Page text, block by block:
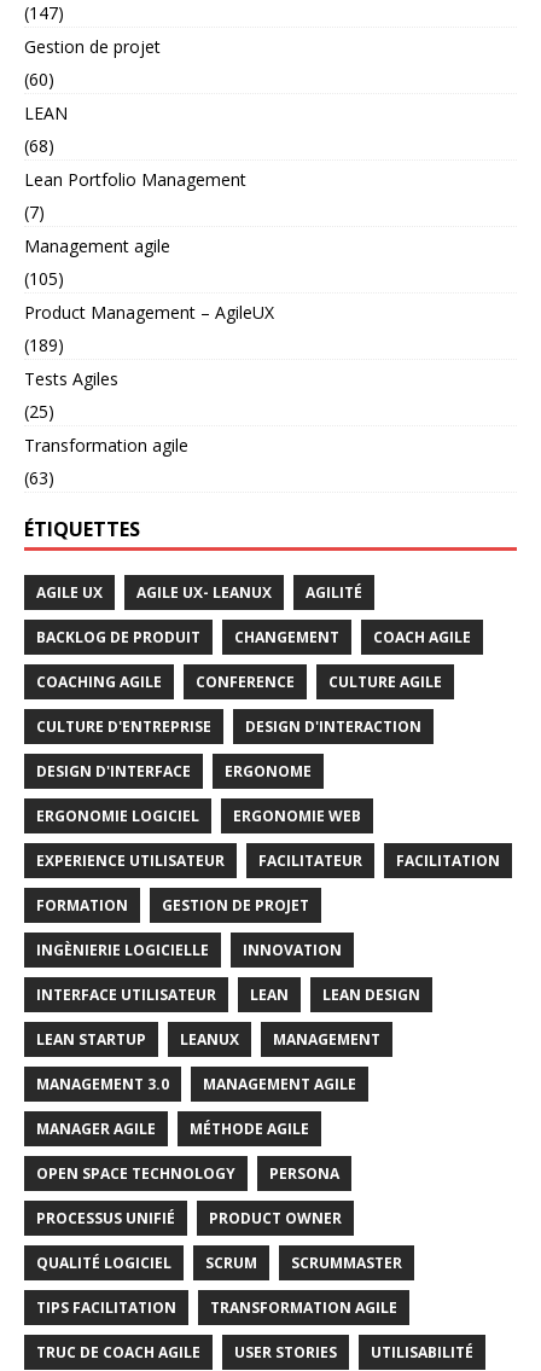
(147)
Gestion de projet
(60)
LEAN
(68)
Lean Portfolio Management
(7)
Management agile
(105)
Product Management – AgileUX
(189)
Tests Agiles
(25)
Transformation agile
(63)
ÉTIQUETTES
AGILE UX AGILE UX- LEANUX AGILITÉ
BACKLOG DE PRODUIT CHANGEMENT COACH AGILE
COACHING AGILE CONFERENCE CULTURE AGILE
CULTURE D'ENTREPRISE DESIGN D'INTERACTION
DESIGN D'INTERFACE ERGONOME
ERGONOMIE LOGICIEL ERGONOMIE WEB
EXPERIENCE UTILISATEUR FACILITATEUR FACILITATION
FORMATION GESTION DE PROJET
INGÈNIERIE LOGICIELLE INNOVATION
INTERFACE UTILISATEUR LEAN LEAN DESIGN
LEAN STARTUP LEANUX MANAGEMENT
MANAGEMENT 3.0 MANAGEMENT AGILE
MANAGER AGILE MÉTHODE AGILE
OPEN SPACE TECHNOLOGY PERSONA
PROCESSUS UNIFIÉ PRODUCT OWNER
QUALITÉ LOGICIEL SCRUM SCRUMMASTER
TIPS FACILITATION TRANSFORMATION AGILE
TRUC DE COACH AGILE USER STORIES UTILISABILITÉ